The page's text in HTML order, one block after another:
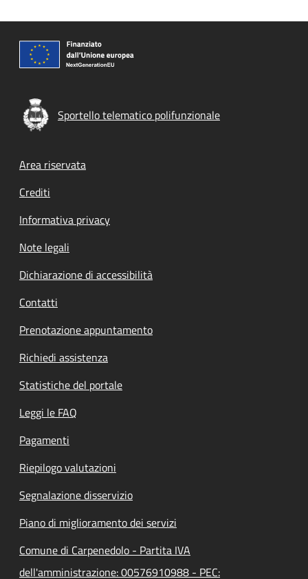
Sportello telematico polifunzionale
Footer menu
Area riservata
Crediti
Informativa privacy
Note legali
Dichiarazione di accessibilità
Contatti
Prenotazione appuntamento
Richiedi assistenza
Statistiche del portale
Leggi le FAQ
Pagamenti
Riepilogo valutazioni
Segnalazione disservizio
Piano di miglioramento dei servizi
Comune di Carpenedolo - Partita IVA
dell'amministrazione: 00576910988 - PEC: